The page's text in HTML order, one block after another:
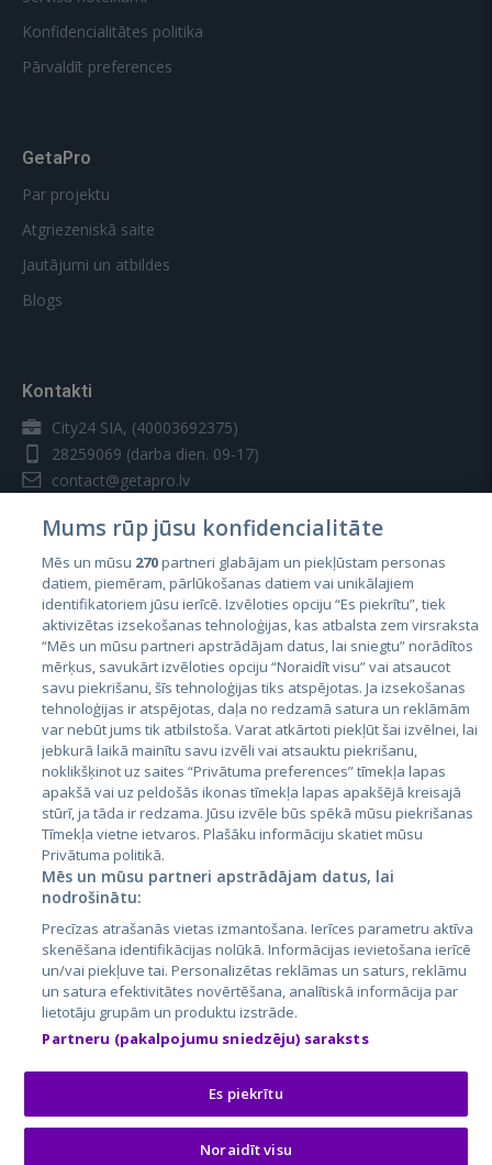
Konfidencialitātes politika
Pārvaldīt preferences
GetaPro
Par projektu
Atgriezeniskā saite
Jautājumi un atbildes
Blogs
Kontakti
City24 SIA, (40003692375)
28259069 (darba dien. 09-17)
contact@getapro.lv
Valstis
Igaunija
Latvija
Lietuva
City24.lv
City24.ee
GetaPro.lv
GetaPro.ee
Skelbiu.lt
Autoplius.lt
Aruodas.lt
CVbankas.lt
Kainos.lt
Paslaugos.lt
auto24.ee
Osta.ee
KuldneBörs.ee
Mums rūp jūsu konfidencialitāte
Mēs un mūsu 270partneri glabājam un piekļūstam personas
datiem, piemēram, pārlūkošanas datiem vai unikālajiem
identifikatoriem jūsu ierīcē. Izvēloties opciju “Es piekrītu”, tiek
aktivizētas izsekošanas tehnoloģijas, kas atbalsta zem virsraksta
“Mēs un mūsu partneri apstrādājam datus, lai sniegtu” norādītos
mērķus, savukārt izvēloties opciju “Noraidīt visu” vai atsaucot
savu piekrišanu, šīs tehnoloģijas tiks atspējotas. Ja izsekošanas
tehnoloģijas ir atspējotas, daļa no redzamā satura un reklāmām
var nebūt jums tik atbilstoša. Varat atkārtoti piekļūt šai izvēlnei, lai
jebkurā laikā mainītu savu izvēli vai atsauktu piekrišanu,
noklikšķinot uz saites “Privātuma preferences” tīmekļa lapas
apakšā vai uz peldošās ikonas tīmekļa lapas apakšējā kreisajā
stūrī, ja tāda ir redzama. Jūsu izvēle būs spēkā mūsu piekrišanas
Tīmekļa vietne ietvaros. Plašāku informāciju skatiet mūsu
Privātuma politikā.
Mēs un mūsu partneri apstrādājam datus, lai
nodrošinātu:
Precīzas atrašanās vietas izmantošana. Ierīces parametru aktīva
skenēšana identifikācijas nolūkā. Informācijas ievietošana ierīcē
un/vai piekļuve tai. Personalizētas reklāmas un saturs, reklāmu
un satura efektivitātes novērtēšana, analītiskā informācija par
lietotāju grupām un produktu izstrāde.
Partneru (pakalpojumu sniedzēju) saraksts
Es piekrītu
Noraidīt visu